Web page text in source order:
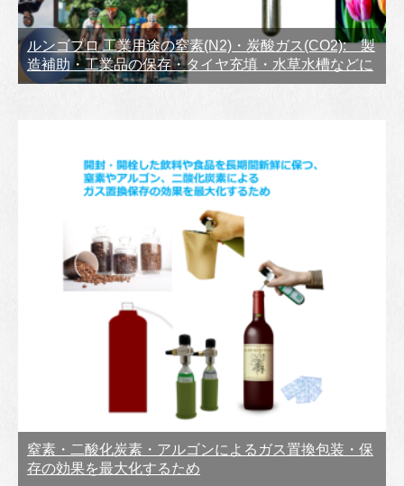
ルンゴプロ 工業用途の窒素(N2)・炭酸ガス(CO2): 製
造補助・工業品の保存・タイヤ充填・水草水槽などに
窒素・二酸化炭素・アルゴンによるガス置換包装・保
存の効果を最大化するため